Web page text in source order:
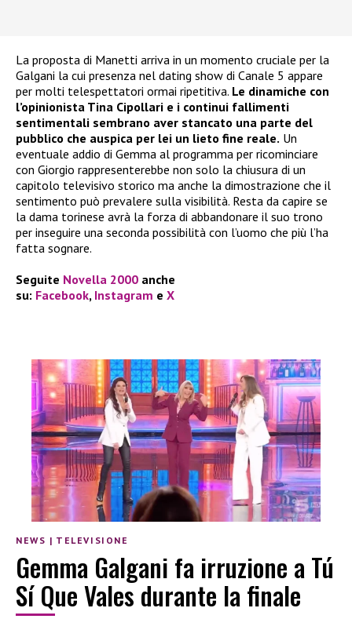
La proposta di Manetti arriva in un momento cruciale per la
Galgani la cui presenza nel dating show di Canale 5 appare
per molti telespettatori ormai ripetitiva. Le dinamiche con
l’opinionista Tina Cipollari e i continui fallimenti
sentimentali sembrano aver stancato una parte del
pubblico che auspica per lei un lieto fine reale. Un
eventuale addio di Gemma al programma per ricominciare
con Giorgio rappresenterebbe non solo la chiusura di un
capitolo televisivo storico ma anche la dimostrazione che il
sentimento può prevalere sulla visibilità. Resta da capire se
la dama torinese avrà la forza di abbandonare il suo trono
per inseguire una seconda possibilità con l’uomo che più l’ha
fatta sognare.
Seguite Novella 2000 anche
su: Facebook, Instagram e X
NEWS | TELEVISIONE
Gemma Galgani fa irruzione a Tú
Sí Que Vales durante la finale